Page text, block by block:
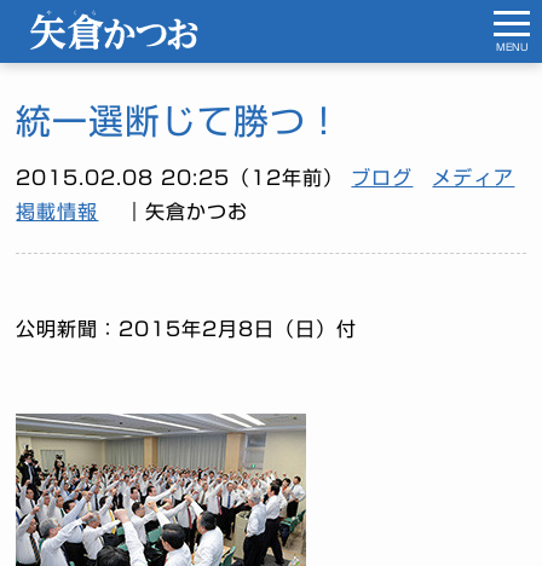
統一選断じて勝つ！
2015.02.08 20:25（12年前） ブログ
メディア
掲載情報
｜矢倉かつお
公明新聞：2015年2月8日（日）付
MENU